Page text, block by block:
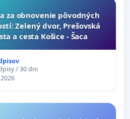
za obnovenie pôvodných
Zelený dvor, Prešovská
a cesta Košice - Šaca
/ 30 dni